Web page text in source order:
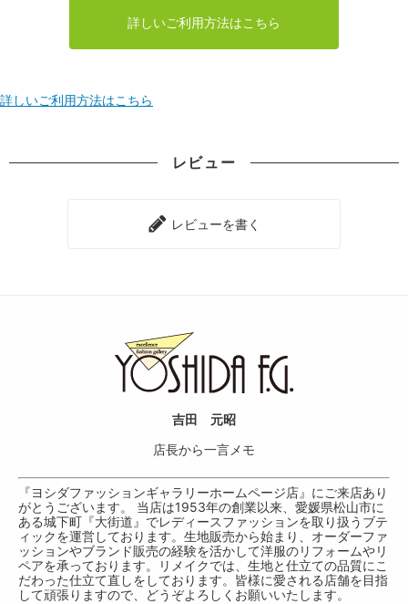
詳しいご利用方法はこちら
詳しいご利用方法はこちら
レビュー
レビューを書く
吉田 元昭
店長から一言メモ
『ヨシダファッションギャラリーホームページ店』にご来店あり
がとうございます。 当店は1953年の創業以来、愛媛県松山市に
ある城下町『大街道』でレディースファッションを取り扱うブテ
ィックを運営しております。生地販売から始まり、オーダーファ
ッションやブランド販売の経験を活かして洋服のリフォームやリ
ペアを承っております。リメイクでは、生地と仕立ての品質にこ
だわった仕立て直しをしております。皆様に愛される店舗を目指
して頑張りますので、どうぞよろしくお願いいたします。